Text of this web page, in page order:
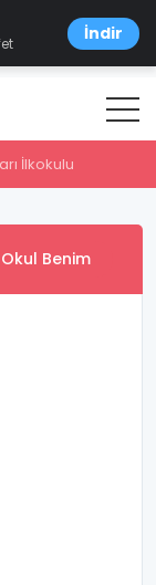
İndir
İlkokulu
Benim